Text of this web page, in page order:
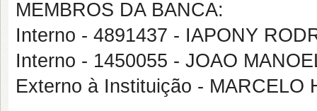
MEMBROS DA BANCA:
Interno - 4891437 - IAPONY
Interno - 1450055 - JOAO
Externo à Instituição - MARCELO